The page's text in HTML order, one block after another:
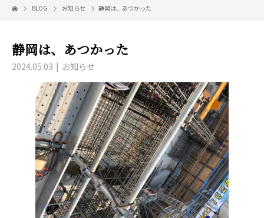
BLOG お知らせ 静岡は、あつかった
静岡は、あつかった
2024.05.03 お知らせ